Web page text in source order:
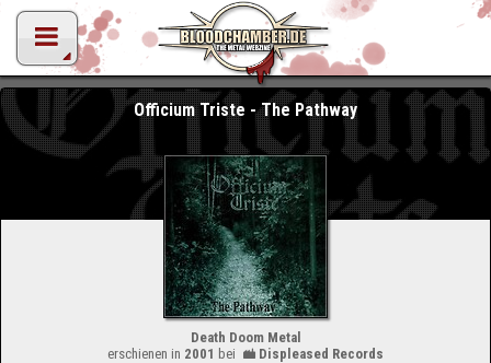
Officium Triste - The Pathway
Death Doom Metal
erschienen in 2001 bei Displeased Records